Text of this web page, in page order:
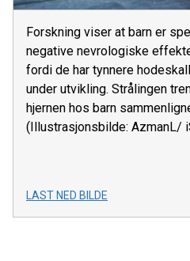
Forskning viser at barn er
negative nevrologiske
fordi de har tynnere
under utvikling. Strålingen
hjernen hos barn
(Illustrasjonsbilde: AzmanL/
LAST NED BILDE